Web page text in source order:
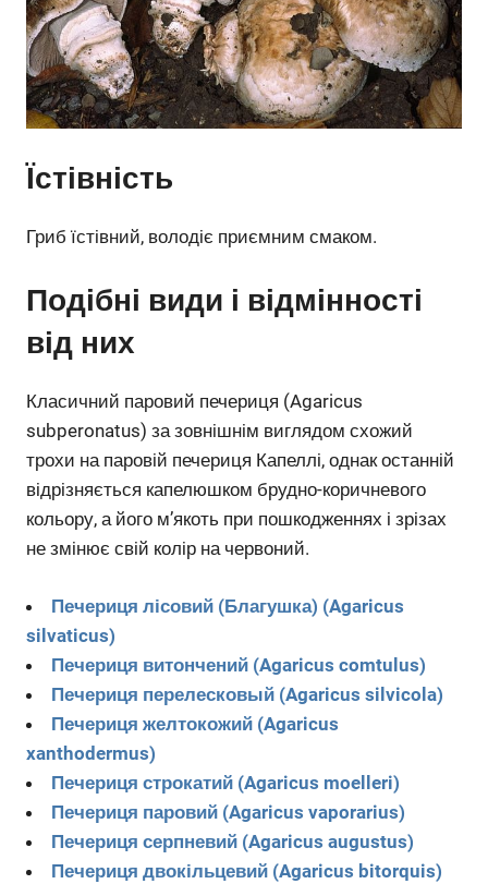
Їстівність
Гриб їстівний, володіє приємним смаком.
Подібні види і відмінності
від них
Класичний паровий печериця (Agaricus
subperonatus) за зовнішнім виглядом схожий
трохи на паровій печериця Капеллі, однак останній
відрізняється капелюшком брудно-коричневого
кольору, а його м’якоть при пошкодженнях і зрізах
не змінює свій колір на червоний.
Печериця лісовий (Благушка) (Agaricus
silvaticus)
Печериця витончений (Agaricus comtulus)
Печериця перелесковый (Agaricus silvicola)
Печериця желтокожий (Agaricus
xanthodermus)
Печериця строкатий (Agaricus moelleri)
Печериця паровий (Agaricus vaporarius)
Печериця серпневий (Agaricus augustus)
Печериця двокільцевий (Agaricus bitorquis)